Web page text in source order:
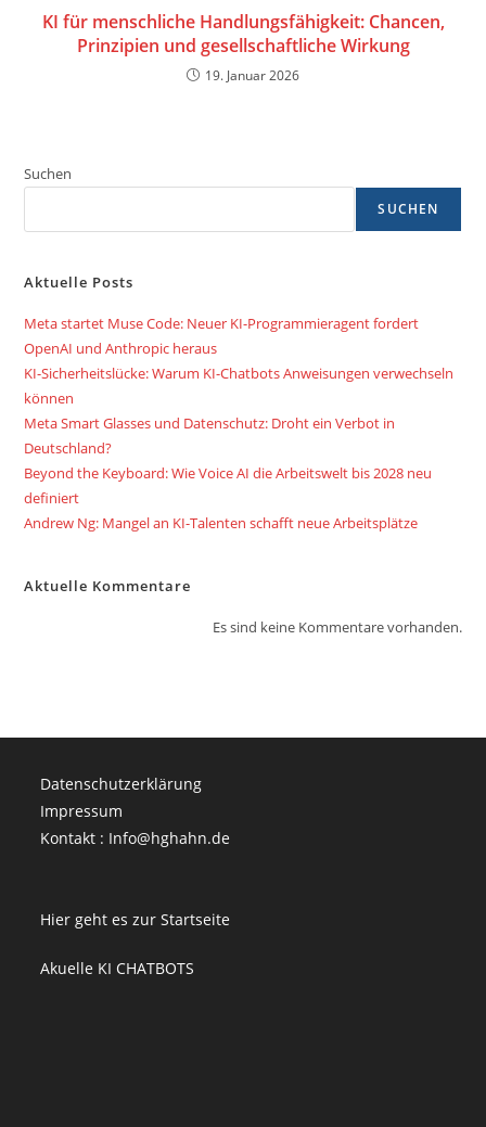
KI für menschliche Handlungsfähigkeit: Chancen,
Prinzipien und gesellschaftliche Wirkung
19. Januar 2026
Suchen
SUCHEN
Aktuelle Posts
Meta startet Muse Code: Neuer KI-Programmieragent fordert
OpenAI und Anthropic heraus
KI-Sicherheitslücke: Warum KI-Chatbots Anweisungen verwechseln
können
Meta Smart Glasses und Datenschutz: Droht ein Verbot in
Deutschland?
Beyond the Keyboard: Wie Voice AI die Arbeitswelt bis 2028 neu
definiert
Andrew Ng: Mangel an KI-Talenten schafft neue Arbeitsplätze
Aktuelle Kommentare
Es sind keine Kommentare vorhanden.
Datenschutzerklärung
Impressum
Kontakt : Info@hghahn.de
Hier geht es zur Startseite
Akuelle KI CHATBOTS